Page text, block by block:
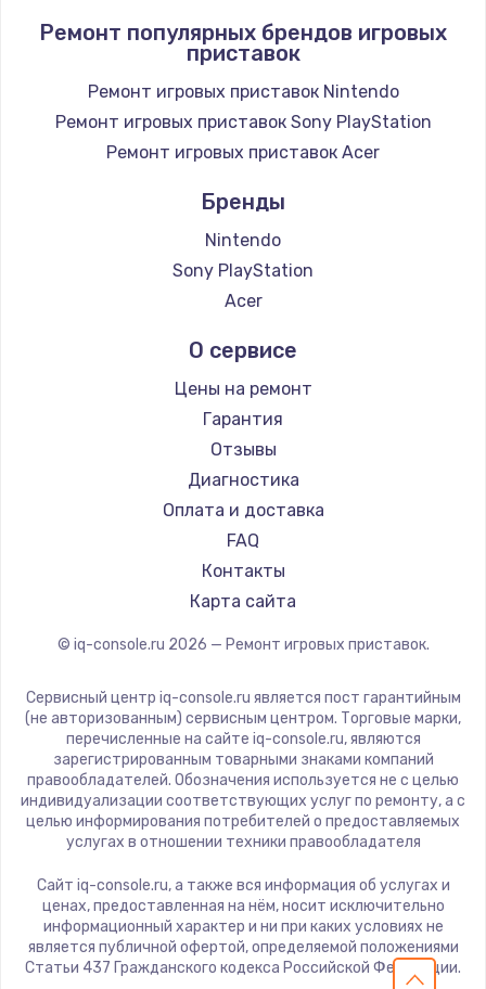
Заказать
Замена / ремонт электронного модуля
управления
600 руб.
Заказать
Замена конфорки
1100 руб.
Заказать
Замена платы сенсора
900 руб.
Заказать
Замена регулятора режимов конфорки
900 руб.
Заказать
Замена сенсорного датчика
1300 руб.
Замена сигнальной лампы
1200 руб.
Заказать
Замена системной платы
Заказать
Замена температурного датчика
Ремонт популярных брендов игровых
приставок
Ремонт игровых приставок Nintendo
Ремонт игровых приставок Sony PlayStation
Ремонт игровых приставок Acer
Бренды
Nintendo
Sony PlayStation
Acer
О сервисе
Цены на ремонт
Гарантия
Отзывы
Диагностика
Оплата и доставка
FAQ
Контакты
Карта сайта
© iq-console.ru 2026 — Ремонт игровых приставок.
Сервисный центр iq-console.ru является пост гарантийным
(не авторизованным) сервисным центром. Торговые марки,
перечисленные на сайте iq-console.ru, являются
зарегистрированным товарными знаками компаний
правообладателей. Обозначения используется не с целью
индивидуализации соответствующих услуг по ремонту, а с
целью информирования потребителей о предоставляемых
услугах в отношении техники правообладателя
Сайт iq-console.ru, а также вся информация об услугах и
ценах, предоставленная на нём, носит исключительно
информационный характер и ни при каких условиях не
является публичной офертой, определяемой положениями
Статьи 437 Гражданского кодекса Российской Федерации.